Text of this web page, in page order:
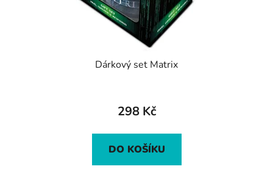
Dárkový set Matrix
298 Kč
DO KOŠÍKU